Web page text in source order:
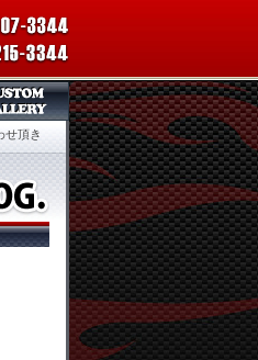
せ頂き